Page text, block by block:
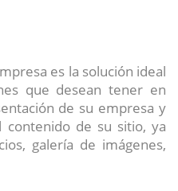
es la solución ideal
que desean tener en
de su empresa y
de su sitio, ya
galería de imágenes,